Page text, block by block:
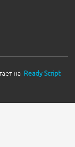
на Ready Script